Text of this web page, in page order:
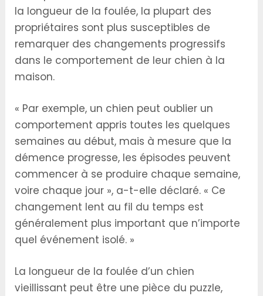
la longueur de la foulée, la plupart des
propriétaires sont plus susceptibles de
remarquer des changements progressifs
dans le comportement de leur chien à la
maison.
« Par exemple, un chien peut oublier un
comportement appris toutes les quelques
semaines au début, mais à mesure que la
démence progresse, les épisodes peuvent
commencer à se produire chaque semaine,
voire chaque jour », a-t-elle déclaré. « Ce
changement lent au fil du temps est
généralement plus important que n’importe
quel événement isolé. »
La longueur de la foulée d’un chien
vieillissant peut être une pièce du puzzle,